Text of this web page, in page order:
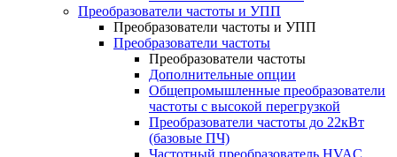
Преобразователи частоты и УПП
Преобразователи частоты и УПП
Преобразователи частоты
Преобразователи частоты
Дополнительные опции
Общепромышленные преобразователи
частоты с высокой перегрузкой
Преобразователи частоты до 22кВт
(базовые ПЧ)
Частотный преобразователь HVAC